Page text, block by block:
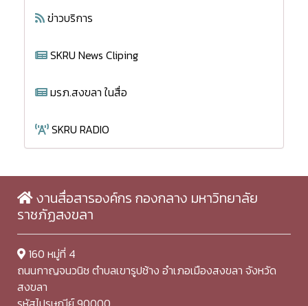
ข่าวบริการ
SKRU News Cliping
มรภ.สงขลา ในสื่อ
SKRU RADIO
งานสื่อสารองค์กร กองกลาง มหาวิทยาลัย
ราชภัฏสงขลา
160 หมู่ที่ 4
ถนนกาญจนวนิช ตำบลเขารูปช้าง อำเภอเมืองสงขลา จังหวัด
สงขลา